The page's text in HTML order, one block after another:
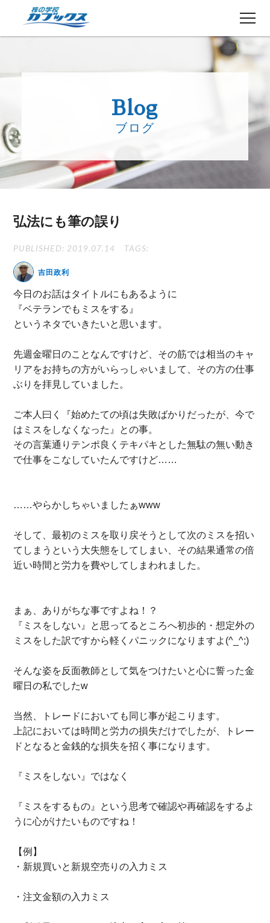
５分でわかるカブックス
授業日程
生徒さんの声
講師ブログ
体験セミナーの詳細・申込
Blog
ブログ
弘法にも筆の誤り
PUBLISHED: 2019.07.14 TAGS:
吉田政利
今日のお話はタイトルにもあるように
『ベテランでもミスをする』
というネタでいきたいと思います。
先週金曜日のことなんですけど、その筋では相当のキャ
リアをお持ちの方がいらっしゃいまして、その方の仕事
ぶりを拝見していました。
ご本人曰く『始めたての頃は失敗ばかりだったが、今で
はミスをしなくなった』との事。
その言葉通りテンポ良くテキパキとした無駄の無い動き
で仕事をこなしていたんですけど……
……やらかしちゃいましたぁwww
そして、最初のミスを取り戻そうとして次のミスを招い
てしまうという大失態をしてしまい、その結果通常の倍
近い時間と労力を費やしてしまわれました。
まぁ、ありがちな事ですよね！？
『ミスをしない』と思ってるところへ初歩的・想定外の
ミスをした訳ですから軽くパニックになりますよ(^_^;)
そんな姿を反面教師として気をつけたいと心に誓った金
曜日の私でしたw
当然、トレードにおいても同じ事が起こります。
上記においては時間と労力の損失だけでしたが、トレー
ドとなると金銭的な損失を招く事になります。
『ミスをしない』ではなく
『ミスをするもの』という思考で確認や再確認をするよ
うに心がけたいものですね！
【例】
・新規買いと新規空売りの入力ミス
・注文金額の入力ミス